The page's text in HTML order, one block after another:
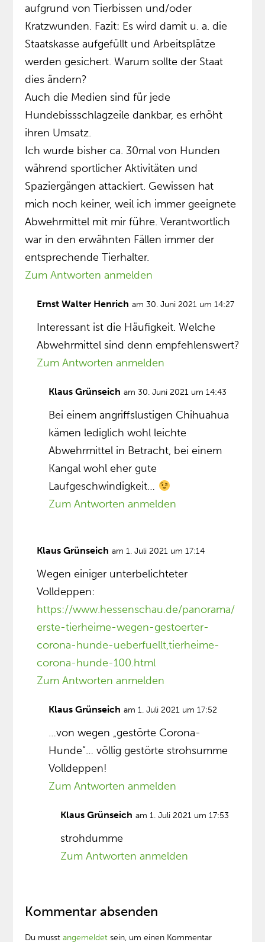
aufgrund von Tierbissen und/oder
Kratzwunden. Fazit: Es wird damit u. a. die
Staatskasse aufgefüllt und Arbeitsplätze
werden gesichert. Warum sollte der Staat
dies ändern?
Auch die Medien sind für jede
Hundebissschlagzeile dankbar, es erhöht
ihren Umsatz.
Ich wurde bisher ca. 30mal von Hunden
während sportlicher Aktivitäten und
Spaziergängen attackiert. Gewissen hat
mich noch keiner, weil ich immer geeignete
Abwehrmittel mit mir führe. Verantwortlich
war in den erwähnten Fällen immer der
entsprechende Tierhalter.
Zum Antworten anmelden
Ernst Walter Henrich am 30. Juni 2021 um 14:27
Interessant ist die Häufigkeit. Welche
Abwehrmittel sind denn empfehlenswert?
Zum Antworten anmelden
Klaus Grünseich am 30. Juni 2021 um 14:43
Bei einem angriffslustigen Chihuahua
kämen lediglich wohl leichte
Abwehrmittel in Betracht, bei einem
Kangal wohl eher gute
Laufgeschwindigkeit…
Zum Antworten anmelden
Klaus Grünseich am 1. Juli 2021 um 17:14
Wegen einiger unterbelichteter
Volldeppen:
https://www.hessenschau.de/panorama/
erste-tierheime-wegen-gestoerter-
corona-hunde-ueberfuellt,tierheime-
corona-hunde-100.html
Zum Antworten anmelden
Klaus Grünseich am 1. Juli 2021 um 17:52
…von wegen „gestörte Corona-
Hunde”… völlig gestörte strohsumme
Volldeppen!
Zum Antworten anmelden
Klaus Grünseich am 1. Juli 2021 um 17:53
strohdumme
Zum Antworten anmelden
Kommentar absenden
Du musstangemeldet sein, um einen Kommentar